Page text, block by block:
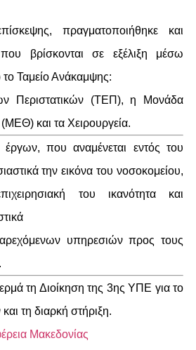
πραγματοποιήθηκε και
βρίσκονται σε εξέλιξη μέσω
Ταμείο Ανάκαμψης:
Περιστατικών (ΤΕΠ), η Μονάδα
και τα Χειρουργεία.
που αναμένεται εντός του
την εικόνα του νοσοκομείου,
του ικανότητα και
υπηρεσιών προς τους
τη Διοίκηση της 3ης ΥΠΕ για το
τη διαρκή στήριξη.
Μακεδονίας